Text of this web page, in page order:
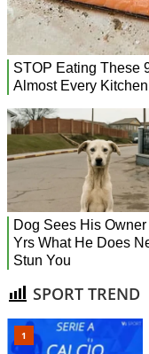
SPORT TREND